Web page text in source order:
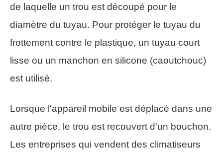
de laquelle un trou est découpé pour le
diamètre du tuyau. Pour protéger le tuyau du
frottement contre le plastique, un tuyau court
lisse ou un manchon en silicone (caoutchouc)
est utilisé.
Lorsque l'appareil mobile est déplacé dans une
autre pièce, le trou est recouvert d'un bouchon.
Les entreprises qui vendent des climatiseurs